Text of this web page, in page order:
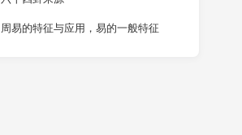
周易的特征与应用，易的一般特征